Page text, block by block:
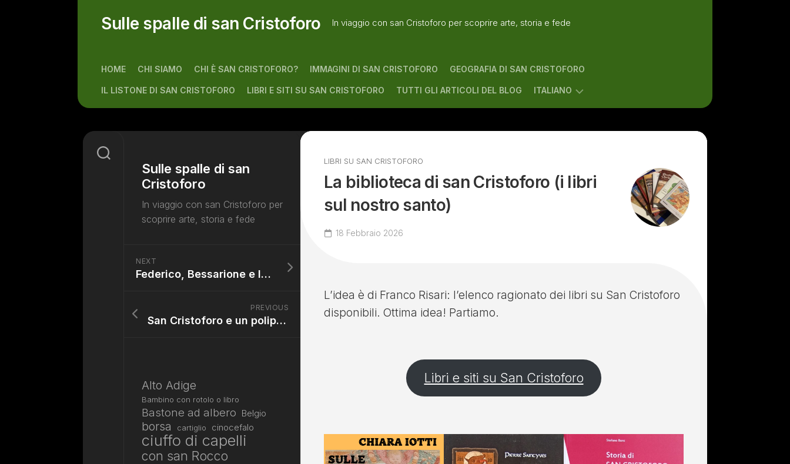
Sulle spalle di san Cristoforo In viaggio con san Cristoforo per scoprire arte, storia e fede
HOME CHI SIAMO CHI È SAN CRISTOFORO? IMMAGINI DI SAN CRISTOFORO GEOGRAFIA DI SAN CRISTOFORO
IL LISTONE DI SAN CRISTOFORO LIBRI E SITI SU SAN CRISTOFORO TUTTI GLI ARTICOLI DEL BLOG ITALIANO
LIBRI SU SAN CRISTOFORO
La biblioteca di san Cristoforo (i libri
sul nostro santo)
18 Febbraio 2026
L’idea è di Franco Risari: l’elenco ragionato dei libri su San Cristoforo
disponibili. Ottima idea! Partiamo.
Libri e siti su San Cristoforo
Sulle spalle di san
Cristoforo
In viaggio con san Cristoforo per
scoprire arte, storia e fede
NEXT
Federico, Bessarione e la reliquia di san Cristoforo ad Urbania
PREVIOUS
San Cristoforo e un polipo eretico? A San Marco (Milano)
Alto Adige
Bambino con rotolo o libro
Bastone ad albero Belgio
borsa cartiglio cinocefalo
ciuffo di capelli
con san Rocco